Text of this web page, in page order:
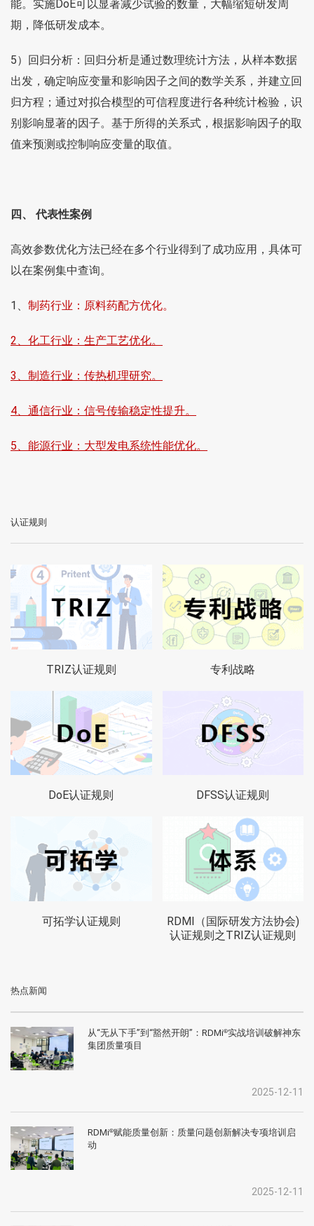
能。实施DoE可以显著减少试验的数量，大幅缩短研发周
期，降低研发成本。
5）回归分析：回归分析是通过数理统计方法，从样本数据
出发，确定响应变量和影响因子之间的数学关系，并建立回
归方程；通过对拟合模型的可信程度进行各种统计检验，识
别影响显著的因子。基于所得的关系式，根据影响因子的取
值来预测或控制响应变量的取值。
四、 代表性案例
高效参数优化方法已经在多个行业得到了成功应用，具体可
以在案例集中查询。
1、 制药行业：原料药配方优化。
2、化工行业：生产工艺优化。
3、制造行业：传热机理研究。
4、通信行业：信号传输稳定性提升。
5、能源行业：大型发电系统性能优化。
认证规则
TRIZ认证规则 专利战略
DoE认证规则 DFSS认证规则
可拓学认证规则
RDMI（国际研发方法协会)
认证规则之TRIZ认证规则
热点新闻
从“无从下手”到“豁然开朗”：RDMi®实战培训破解神东
集团质量项目
2025-12-11
RDMi®赋能质量创新：质量问题创新解决专项培训启
动
2025-12-11